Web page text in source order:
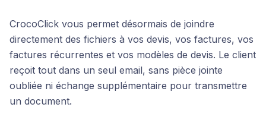
CrocoClick vous permet désormais de joindre
directement des fichiers à vos devis, vos factures, vos
factures récurrentes et vos modèles de devis. Le client
reçoit tout dans un seul email, sans pièce jointe
oubliée ni échange supplémentaire pour transmettre
un document.